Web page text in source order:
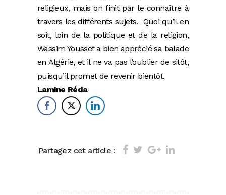
religieux, mais on finit par le connaître à
travers les différents sujets. Quoi qu’il en
soit, loin de la politique et de la religion,
Wassim Youssef a bien apprécié sa balade
en Algérie, et il ne va pas l’oublier de sitôt,
puisqu’il promet de revenir bientôt.
Lamine Réda
Partagez cet article :